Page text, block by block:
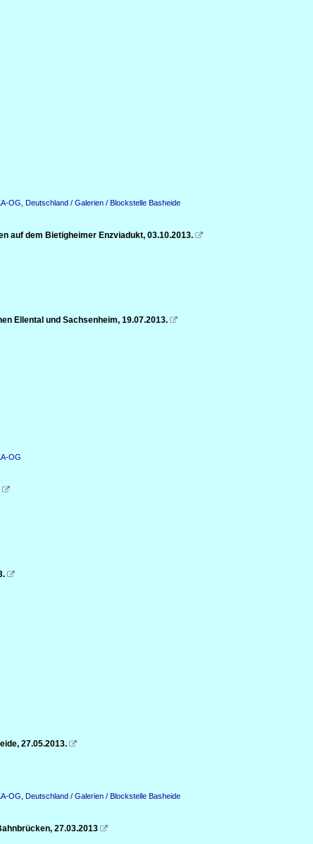
OG Deutschland / Galerien / Blockstelle Basheide
auf dem Bietigheimer Enzviadukt, 03.10.2013. 
Ellental und Sachsenheim, 19.07.2013. 
OG


27.05.2013. 
OG Deutschland / Galerien / Blockstelle Basheide
27.03.2013 